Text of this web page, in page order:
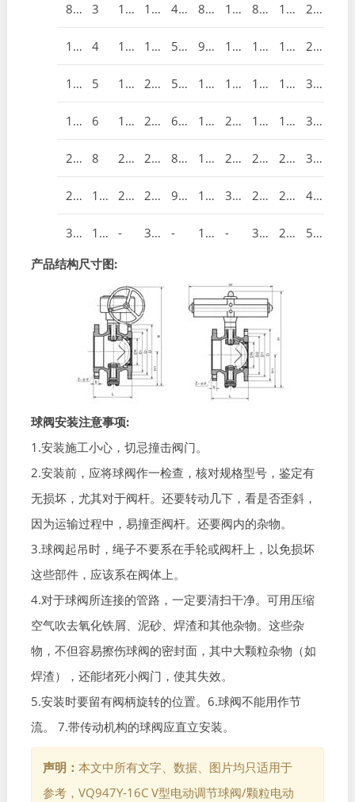
80 3 100 165 45 82.5 131 89 108 260
100 4 115 194 50 97 158 113 117 270
125 5 135 210 55 105 180 140 140 320
150 6 160 229 65 114.5 216 164 177 340
200 8 200 243 80 121.5 268 205 200 390
250 10 240 297 92 148.5 326 259 252 420
300 12 - 338 - 169 - 300 270
510
产品结构尺寸图:
球阀安装注意事项:
1.安装施工小心，切忌撞击阀门。
2.安装前，应将球阀作一检查，核对规格型号，鉴定有
无损坏，尤其对于阀杆。还要转动几下，看是否歪斜，
因为运输过程中，易撞歪阀杆。还要阀内的杂物。
3.球阀起吊时，绳子不要系在手轮或阀杆上，以免损坏
这些部件，应该系在阀体上。
4.对于球阀所连接的管路，一定要清扫干净。可用压缩
空气吹去氧化铁屑、泥砂、焊渣和其他杂物。这些杂
物，不但容易擦伤球阀的密封面，其中大颗粒杂物（如
焊渣），还能堵死小阀门，使其失效。
5.安装时要留有阀柄旋转的位置。6.球阀不能用作节
流。 7.带传动机构的球阀应直立安装。
声明： 本文中所有文字、数据、图片均只适用于
参考，VQ947Y-16C V型电动调节球阀/颗粒电动